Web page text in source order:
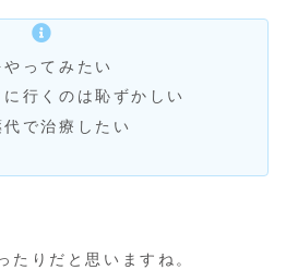
ってみたい
行くのは恥ずかしい
で治療したい
たりだと思いますね。